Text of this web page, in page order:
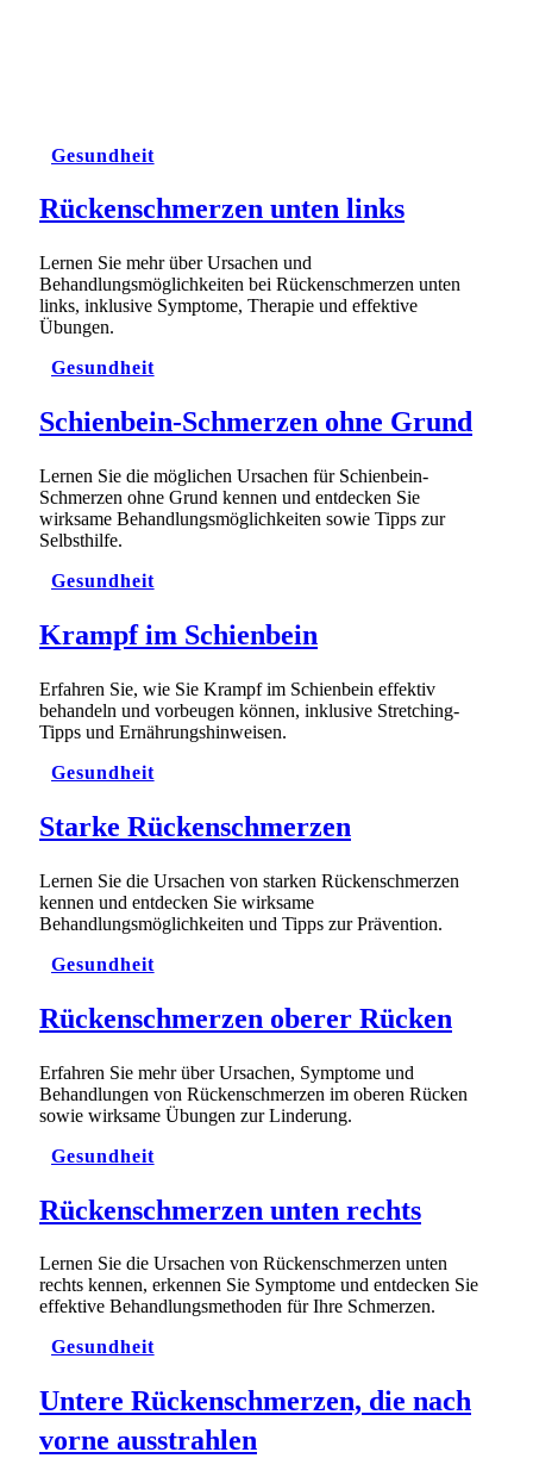
Gesundheit
Rückenschmerzen unten links
Lernen Sie mehr über Ursachen und
Behandlungsmöglichkeiten bei Rückenschmerzen unten
links, inklusive Symptome, Therapie und effektive
Übungen.
Gesundheit
Schienbein-Schmerzen ohne Grund
Lernen Sie die möglichen Ursachen für Schienbein-
Schmerzen ohne Grund kennen und entdecken Sie
wirksame Behandlungsmöglichkeiten sowie Tipps zur
Selbsthilfe.
Gesundheit
Krampf im Schienbein
Erfahren Sie, wie Sie Krampf im Schienbein effektiv
behandeln und vorbeugen können, inklusive Stretching-
Tipps und Ernährungshinweisen.
Gesundheit
Starke Rückenschmerzen
Lernen Sie die Ursachen von starken Rückenschmerzen
kennen und entdecken Sie wirksame
Behandlungsmöglichkeiten und Tipps zur Prävention.
Gesundheit
Rückenschmerzen oberer Rücken
Erfahren Sie mehr über Ursachen, Symptome und
Behandlungen von Rückenschmerzen im oberen Rücken
sowie wirksame Übungen zur Linderung.
Gesundheit
Rückenschmerzen unten rechts
Lernen Sie die Ursachen von Rückenschmerzen unten
rechts kennen, erkennen Sie Symptome und entdecken Sie
effektive Behandlungsmethoden für Ihre Schmerzen.
Gesundheit
Untere Rückenschmerzen, die nach
vorne ausstrahlen